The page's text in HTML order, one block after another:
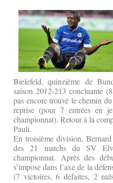
Bielefeld, quinzième de
saison 2012-213 concluante
pas encore trouvé le chemin
reprise (pour 7 entrées en
championnat). Retour à la
Pauli.
En troisième division,
des 21 matchs du SV
championnat. Après des
s’impose dans l’axe de la
(7 victoires, 6 défaites, 2